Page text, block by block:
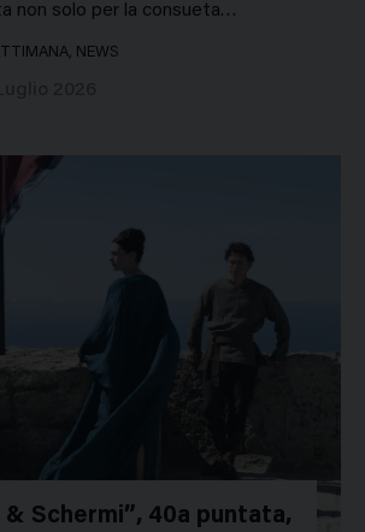
non solo per la consueta…
NEWS
& Schermi”, 40a puntata,